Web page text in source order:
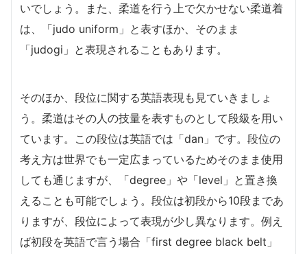
いでしょう。また、柔道を行う上で欠かせない柔道着
は、「judo uniform」と表すほか、そのまま
「judogi」と表現されることもあります。
そのほか、段位に関する英語表現も見ていきましょ
う。柔道はその人の技量を表すものとして段級を用い
ています。この段位は英語では「dan」です。段位の
考え方は世界でも一定広まっているためそのまま使用
しても通じますが、「degree」や「level」と置き換
えることも可能でしょう。段位は初段から10段まであ
りますが、段位によって表現が少し異なります。例え
ば初段を英語で言う場合「first degree black belt」